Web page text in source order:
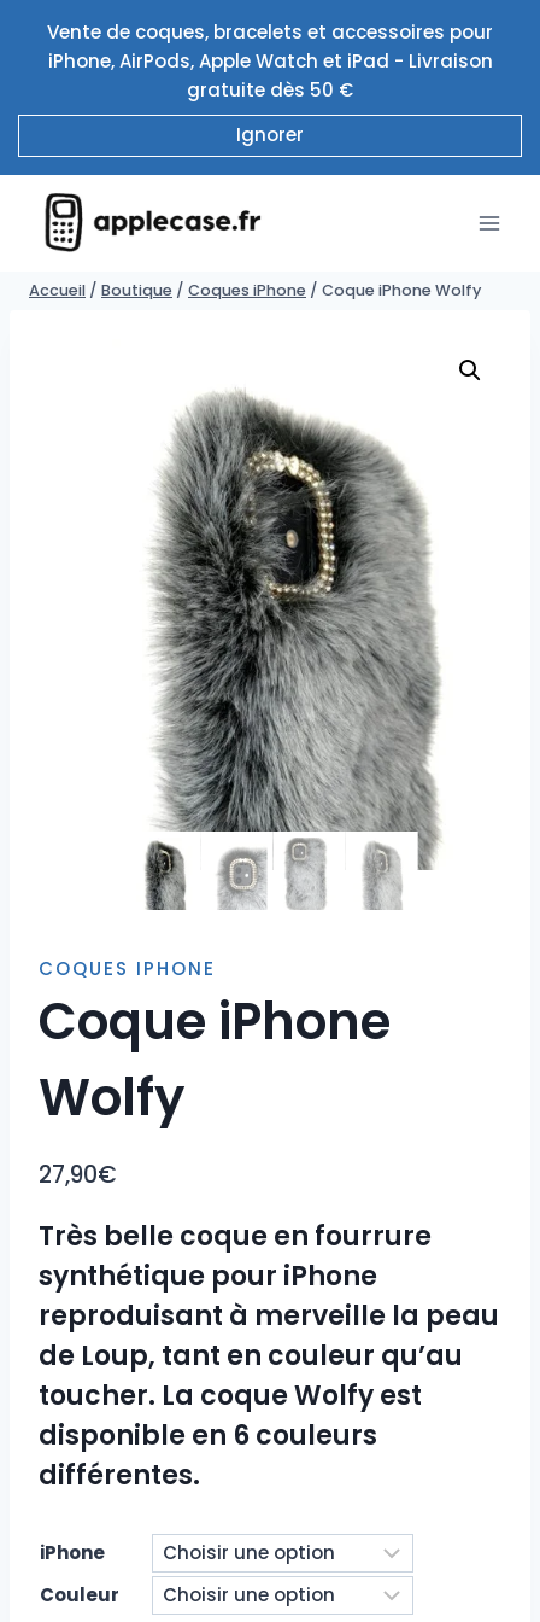
contenu
Vente de coques, bracelets et accessoires pour
iPhone, AirPods, Apple Watch et iPad - Livraison
gratuite dès 50 €
Ignorer
Accueil / Boutique / Coques iPhone / Coque iPhone Wolfy
COQUES IPHONE
Coque iPhone
Wolfy
27,90€
Très belle coque en fourrure
synthétique pour iPhone
reproduisant à merveille la peau
de Loup, tant en couleur qu’au
toucher. La coque Wolfy est
disponible en 6 couleurs
différentes.
iPhone
Couleur